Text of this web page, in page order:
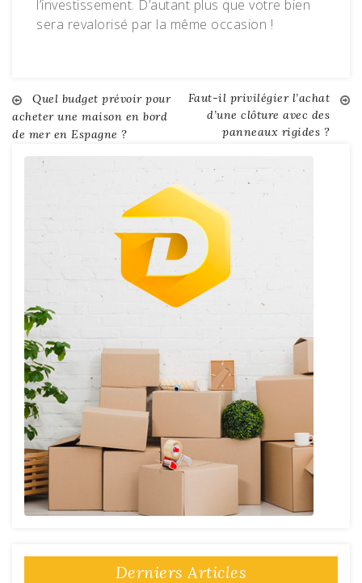
l’investissement. D’autant plus que votre bien
sera revalorisé par la même occasion !
Navigation
de
Quel budget prévoir pour
acheter une maison en bord
de mer en Espagne ?
Faut-il privilégier l’achat
d’une clôture avec des
panneaux rigides ?
Derniers Articles